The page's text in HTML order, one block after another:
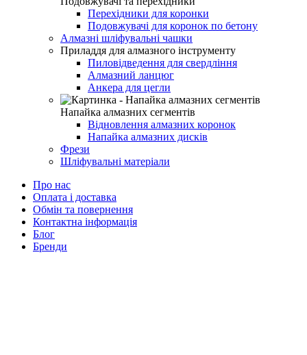
Перехідники для коронки
Подовжувачі для коронок по бетону
Алмазні шліфувальні чашки
Приладдя для алмазного інструменту
Пиловідведення для свердління
Алмазний ланцюг
Анкера для цегли
Напайка алмазних сегментів
Відновлення алмазних коронок
Напайка алмазних дисків
Фрези
Шліфувальні матеріали
Про нас
Оплата і доставка
Обмін та повернення
Контактна інформація
Блог
Бренди